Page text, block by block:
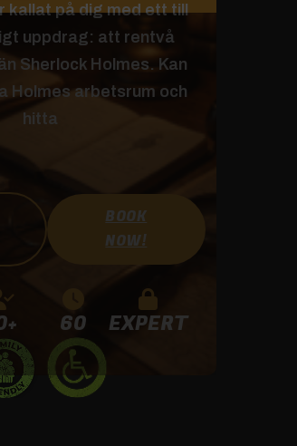
kallat på dig med ett till
uppdrag: att rentvå
Sherlock Holmes. Kan
Holmes arbetsrum och
hitta
BOOK
NOW!
60 EXPERT